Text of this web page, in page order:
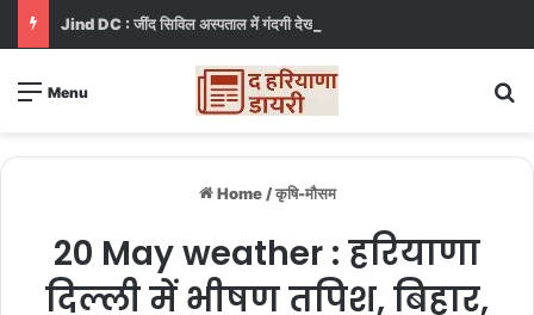
Menu
Home / कृषि-मौसम
20 May weather : हरियाणा
दिल्ली में भीषण तपिश, बिहार,